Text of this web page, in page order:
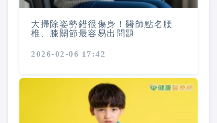
大掃除姿勢錯很傷身！醫師點名腰
椎、膝關節最容易出問題
2026-02-06 17:42